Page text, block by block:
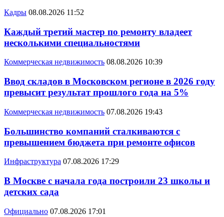
Кадры 08.08.2026 11:52
Каждый третий мастер по ремонту владеет
несколькими специальностями
Коммерческая недвижимость 08.08.2026 10:39
Ввод складов в Московском регионе в 2026 году
превысит результат прошлого года на 5%
Коммерческая недвижимость 07.08.2026 19:43
Большинство компаний сталкиваются с
превышением бюджета при ремонте офисов
Инфраструктура 07.08.2026 17:29
В Москве с начала года построили 23 школы и
детских сада
Официально 07.08.2026 17:01